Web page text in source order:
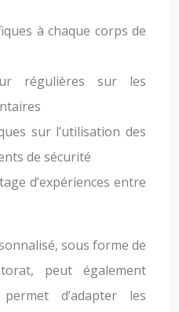
à chaque corps de
régulières sur les
sur l’utilisation des
de sécurité
d’expériences entre
sous forme de
peut également
d’adapter les